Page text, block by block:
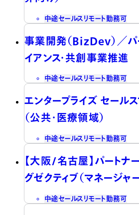
中途セールス リモート勤務可
事業開発（BizDev）／パ
イアンス・共創事業推進
中途セールス リモート勤務可
エンタープライズ セール
（公共・医療領域）
中途セールス リモート勤務可
【大阪/名古屋】パートナ
グゼクティブ（マネージャ
中途セールス リモート勤務可